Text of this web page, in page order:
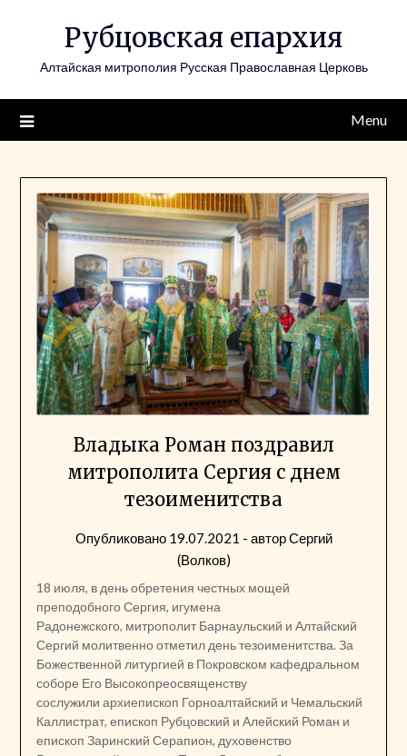
Рубцовская епархия
Алтайская митрополия Русская Православная Церковь
Menu
Владыка Роман поздравил
митрополита Сергия с днем
тезоименитства
Опубликовано 19.07.2021 - авторСергий
(Волков)
18 июля, в день обретения честных мощей
преподобного Сергия, игумена
Радонежского, митрополит Барнаульский и Алтайский
Сергий молитвенно отметил день тезоименитства. За
Божественной литургией в Покровском кафедральном
соборе Его Высокопреосвященству
сослужили архиепископ Горноалтайский и Чемальский
Каллистрат, епископ Рубцовский и Алейский Роман и
епископ Заринский Серапион, духовенство